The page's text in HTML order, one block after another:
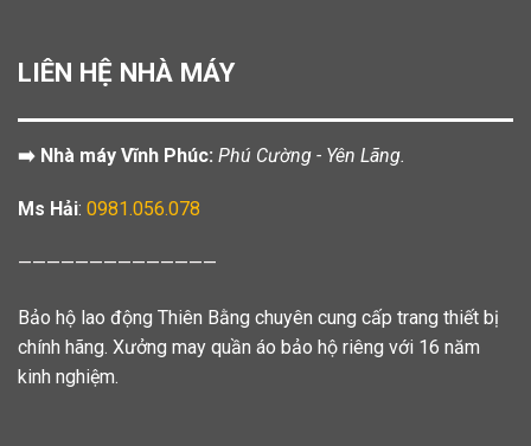
LIÊN HỆ NHÀ MÁY
➡️ Nhà máy Vĩnh Phúc: Phú Cường - Yên Lãng.
Ms Hải: 0981.056.078
——————————————
Bảo hộ lao động Thiên Bằng chuyên cung cấp trang thiết bị
chính hãng. Xưởng may quần áo bảo hộ riêng với 16 năm
kinh nghiệm.